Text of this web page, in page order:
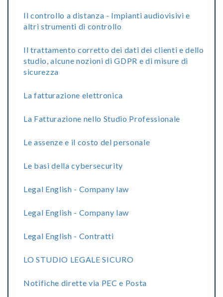
Il controllo a distanza - Impianti audiovisivi e
altri strumenti di controllo
Il trattamento corretto dei dati dei clienti e dello
studio, alcune nozioni di GDPR e di misure di
sicurezza
La fatturazione elettronica
La Fatturazione nello Studio Professionale
Le assenze e il costo del personale
Le basi della cybersecurity
Legal English - Company law
Legal English - Company law
Legal English - Contratti
LO STUDIO LEGALE SICURO
Notifiche dirette via PEC e Posta